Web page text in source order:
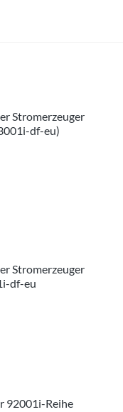
Stromerzeuger
df-eu)
Stromerzeuger
df-eu
92001i-Reihe